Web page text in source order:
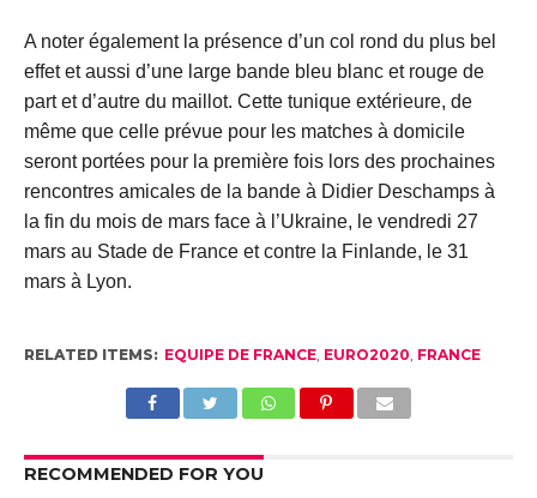
A noter également la présence d’un col rond du plus bel
effet et aussi d’une large bande bleu blanc et rouge de
part et d’autre du maillot. Cette tunique extérieure, de
même que celle prévue pour les matches à domicile
seront portées pour la première fois lors des prochaines
rencontres amicales de la bande à Didier Deschamps à
la fin du mois de mars face à l’Ukraine, le vendredi 27
mars au Stade de France et contre la Finlande, le 31
mars à Lyon.
RELATED ITEMS: EQUIPE DE FRANCE, EURO2020 FRANCE
RECOMMENDED FOR YOU